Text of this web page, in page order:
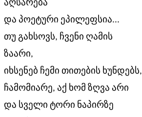
აღსარება
და პოეტური ეპილეფსია...
თუ გახსოვს, ჩვენი ღამის
ზაარი,
იხსენებ ჩემი თითების ხუნდებს,
ჩამომიარე, აქ ხომ ზღვა არი
და სველი ტორი ნაპირზე